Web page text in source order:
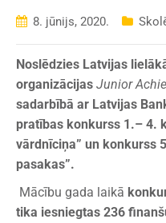
8. jūnijs, 2020.
Noslēdzies Latvijas
organizācijas Junior
sadarbībā ar Latvijas
pratības konkurss 1.– 4.
vārdnīciņa” un konkurss
pasakas”.
Mācību gada laikā
tika iesniegtas 236